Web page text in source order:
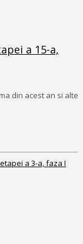
a 15-a,
din acest an si alte